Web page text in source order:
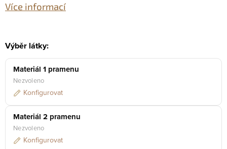
Více informací
Výběr látky:
Materiál 1 pramenu
Nezvoleno
Konfigurovat
Materiál 2 pramenu
Nezvoleno
Konfigurovat